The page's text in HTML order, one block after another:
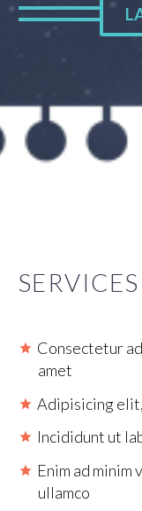
SERVICES
Consectetur
amet
Adipisicing
Incididunt ut
Enim ad
ullamco